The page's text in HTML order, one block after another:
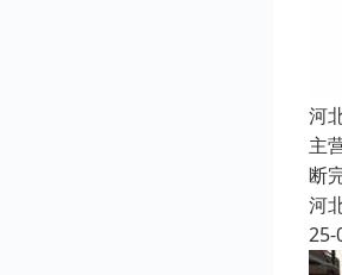
河
主
断
河
25-